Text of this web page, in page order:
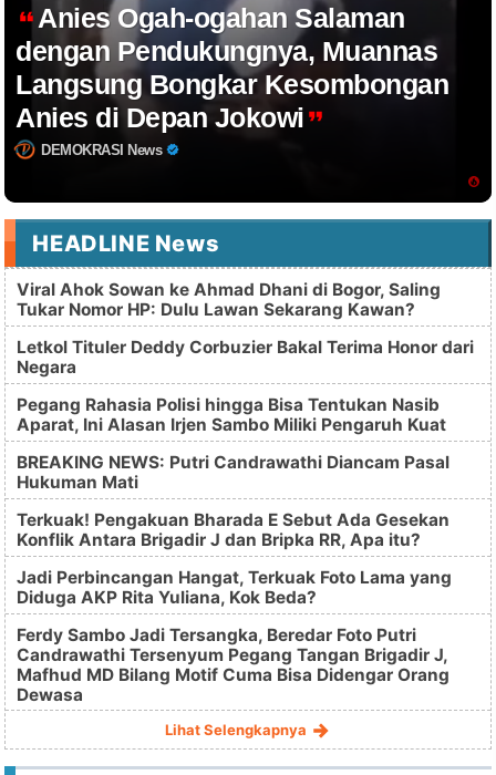
Anies Ogah-ogahan Salaman
dengan Pendukungnya, Muannas
Langsung Bongkar Kesombongan
Anies di Depan Jokowi
DEMOKRASI News
HEADLINE News
Viral Ahok Sowan ke Ahmad Dhani di Bogor, Saling
Tukar Nomor HP: Dulu Lawan Sekarang Kawan?
Letkol Tituler Deddy Corbuzier Bakal Terima Honor dari
Negara
Pegang Rahasia Polisi hingga Bisa Tentukan Nasib
Aparat, Ini Alasan Irjen Sambo Miliki Pengaruh Kuat
BREAKING NEWS: Putri Candrawathi Diancam Pasal
Hukuman Mati
Terkuak! Pengakuan Bharada E Sebut Ada Gesekan
Konflik Antara Brigadir J dan Bripka RR, Apa itu?
Jadi Perbincangan Hangat, Terkuak Foto Lama yang
Diduga AKP Rita Yuliana, Kok Beda?
Ferdy Sambo Jadi Tersangka, Beredar Foto Putri
Candrawathi Tersenyum Pegang Tangan Brigadir J,
Mafhud MD Bilang Motif Cuma Bisa Didengar Orang
Dewasa
Lihat Selengkapnya